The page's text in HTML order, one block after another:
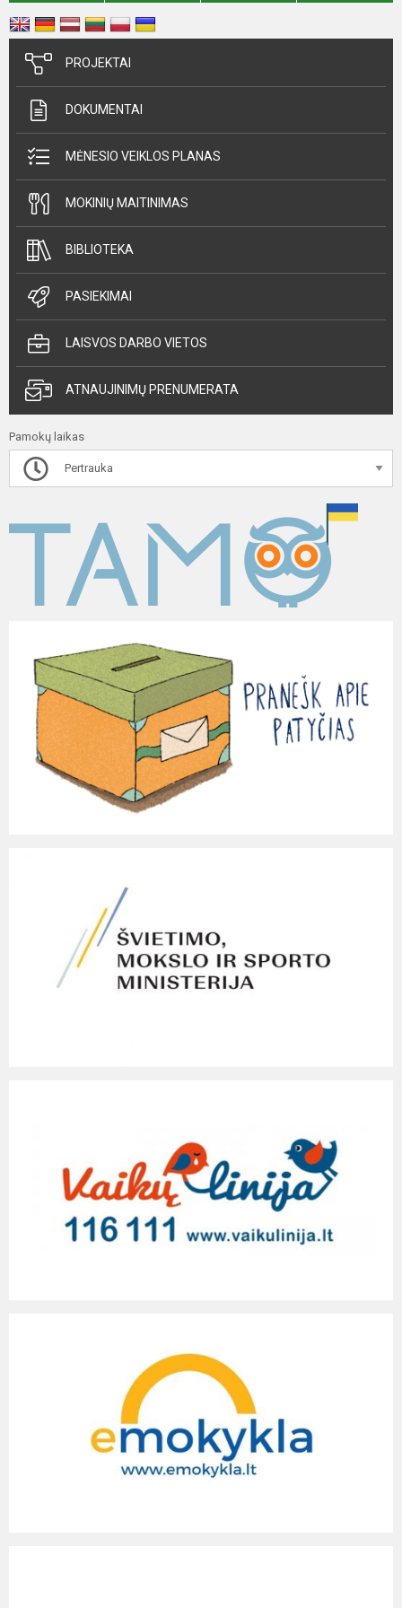
PROJEKTAI
DOKUMENTAI
MĖNESIO VEIKLOS PLANAS
MOKINIŲ MAITINIMAS
BIBLIOTEKA
PASIEKIMAI
LAISVOS DARBO VIETOS
ATNAUJINIMŲ PRENUMERATA
Pamokų laikas
Pertrauka